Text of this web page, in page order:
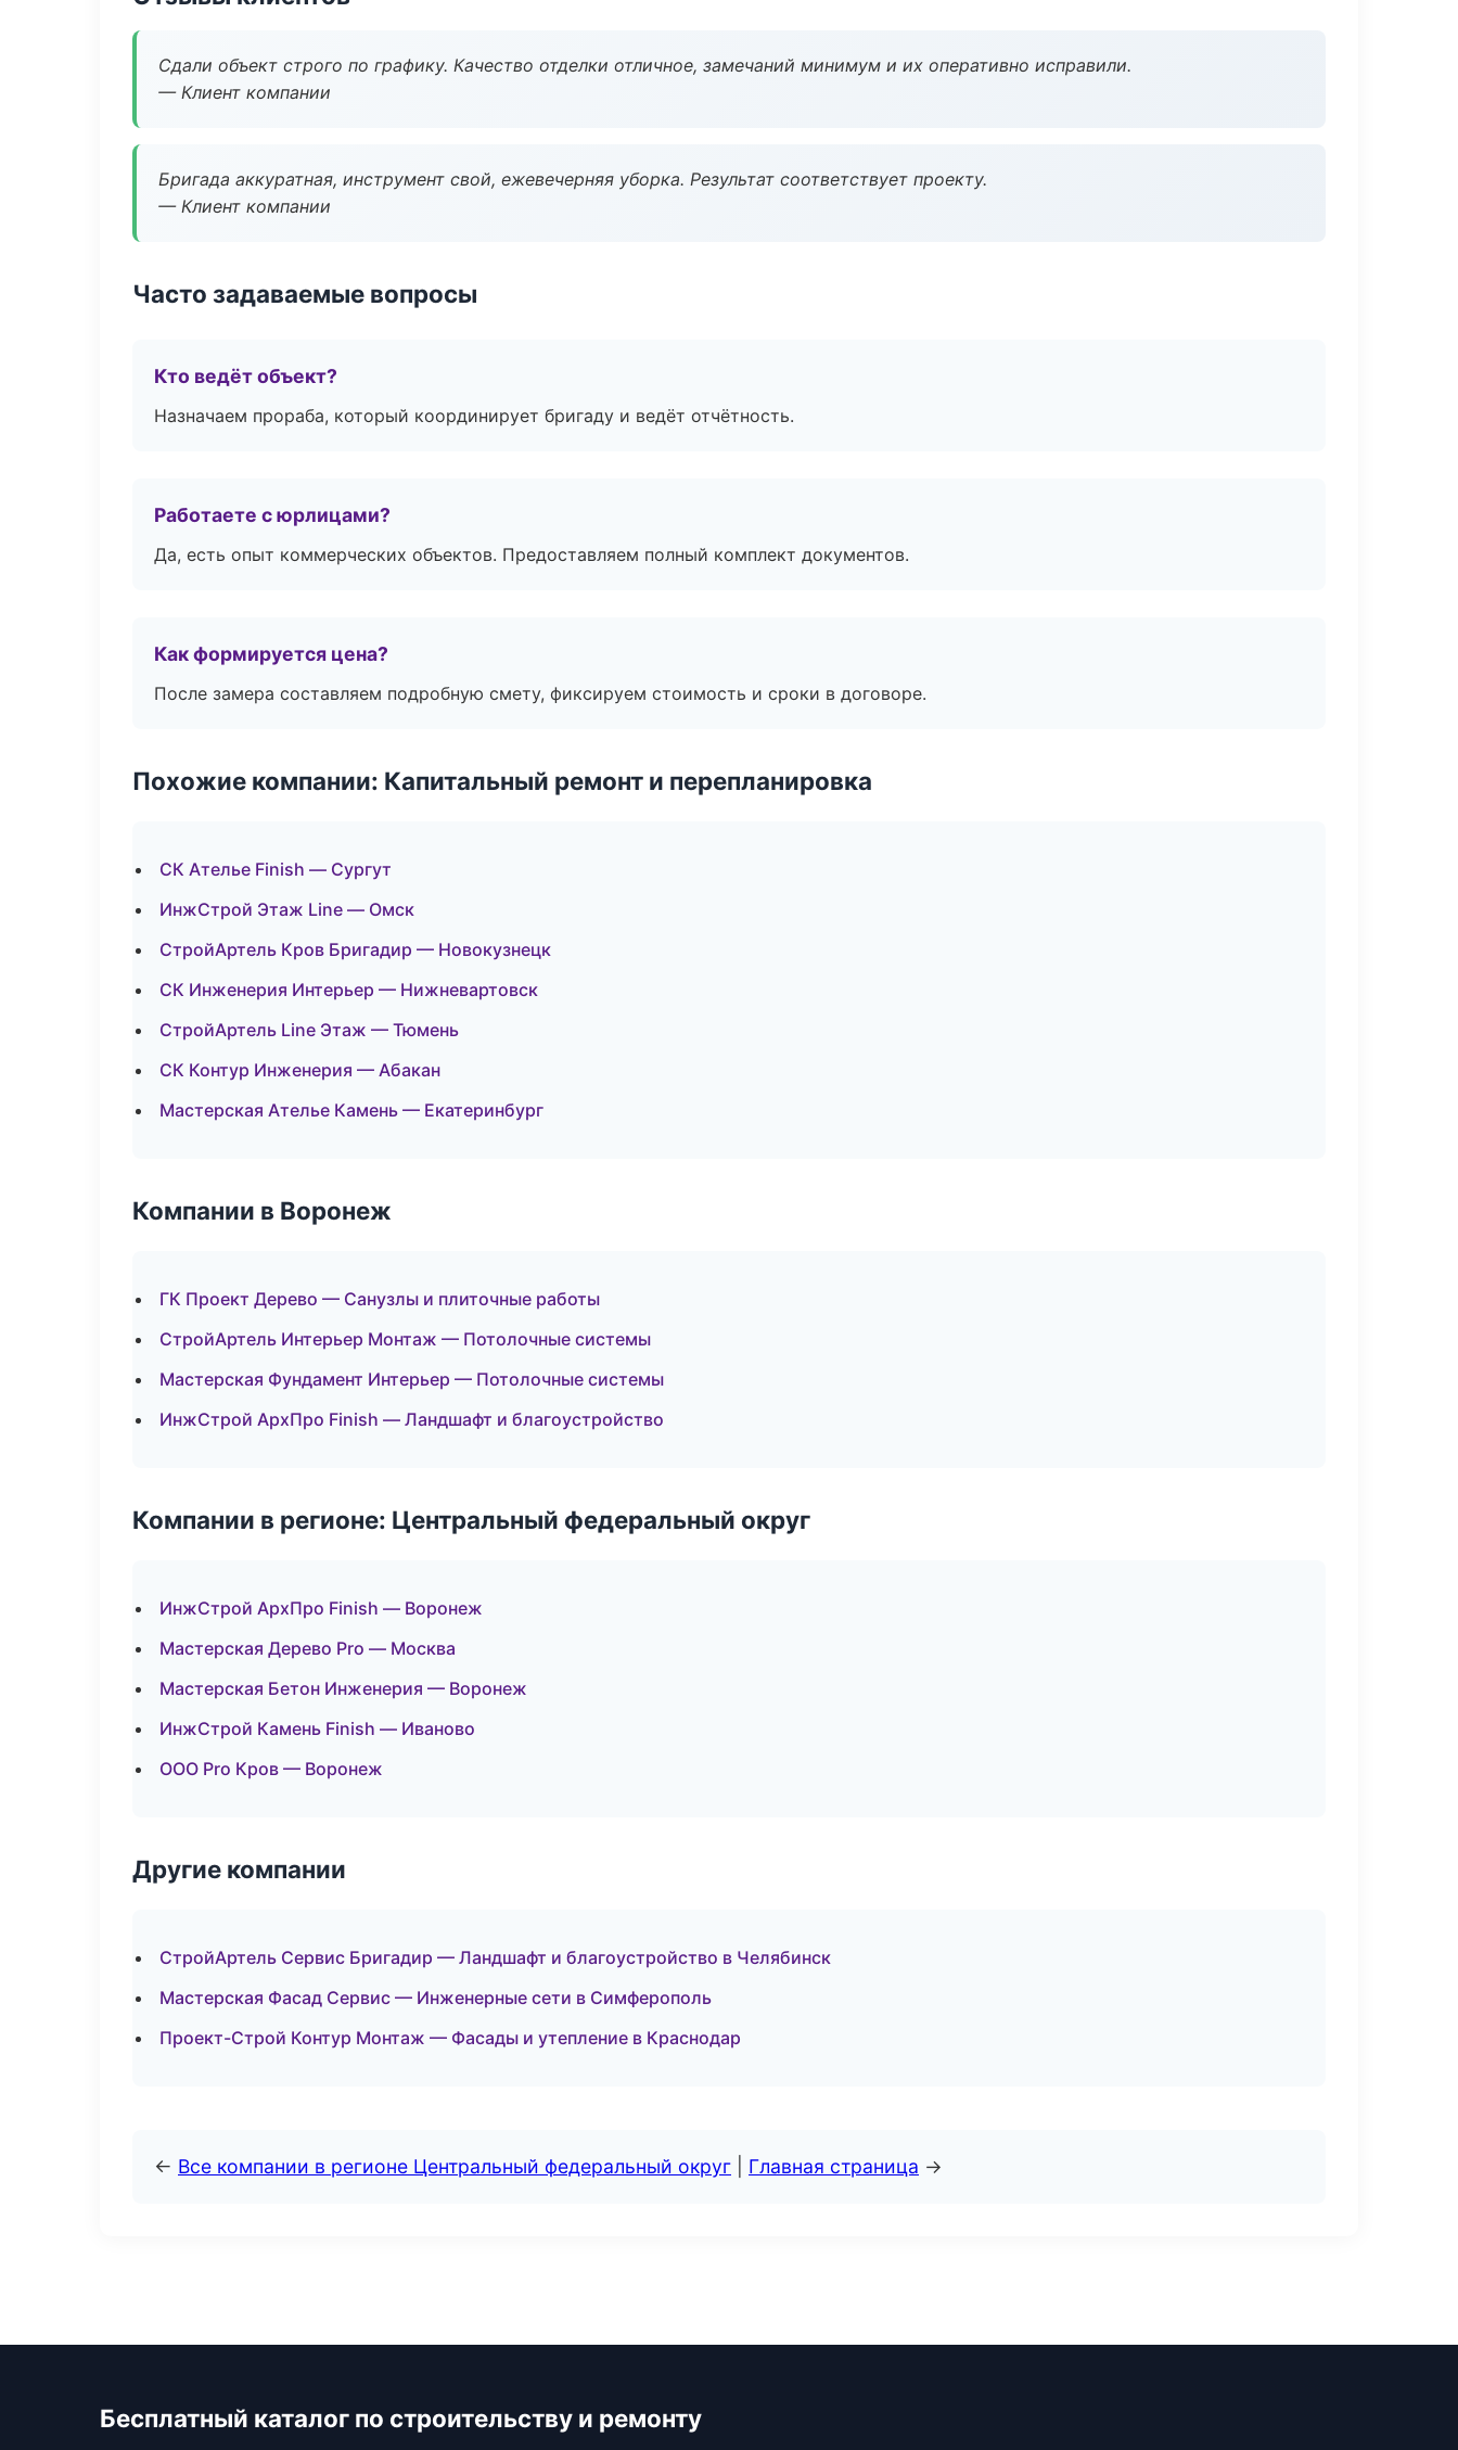
Сдали объект строго по графику. Качество отделки отличное, замечаний минимум и их оперативно исправили.
— Клиент компании
Бригада аккуратная, инструмент свой, ежевечерняя уборка. Результат соответствует проекту.
— Клиент компании
Часто задаваемые вопросы
Кто ведёт объект?
Назначаем прораба, который координирует бригаду и ведёт отчётность.
Работаете с юрлицами?
Да, есть опыт коммерческих объектов. Предоставляем полный комплект документов.
Как формируется цена?
После замера составляем подробную смету, фиксируем стоимость и сроки в договоре.
Похожие компании: Капитальный ремонт и перепланировка
СК Ателье Finish — Сургут
ИнжСтрой Этаж Line — Омск
СтройАртель Кров Бригадир — Новокузнецк
СК Инженерия Интерьер — Нижневартовск
СтройАртель Line Этаж — Тюмень
СК Контур Инженерия — Абакан
Мастерская Ателье Камень — Екатеринбург
Компании в Воронеж
ГК Проект Дерево — Санузлы и плиточные работы
СтройАртель Интерьер Монтаж — Потолочные системы
Мастерская Фундамент Интерьер — Потолочные системы
ИнжСтрой АрхПро Finish — Ландшафт и благоустройство
Компании в регионе: Центральный федеральный округ
ИнжСтрой АрхПро Finish — Воронеж
Мастерская Дерево Pro — Москва
Мастерская Бетон Инженерия — Воронеж
ИнжСтрой Камень Finish — Иваново
ООО Pro Кров — Воронеж
Другие компании
СтройАртель Сервис Бригадир — Ландшафт и благоустройство в Челябинск
Мастерская Фасад Сервис — Инженерные сети в Симферополь
Проект-Строй Контур Монтаж — Фасады и утепление в Краснодар
← Все компании в регионе Центральный федеральный округ Главная страница →
Бесплатный каталог по строительству и ремонту